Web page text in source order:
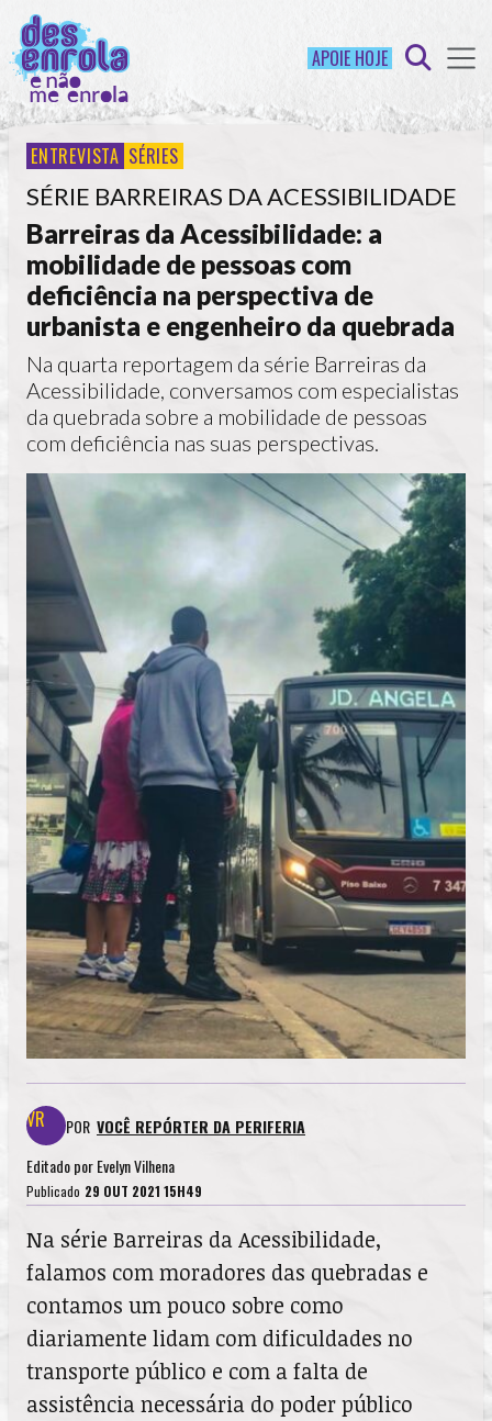
APOIE HOJE
ENTREVISTA SÉRIES
SÉRIE BARREIRAS DA ACESSIBILIDADE
Barreiras da Acessibilidade: a
mobilidade de pessoas com
deficiência na perspectiva de
urbanista e engenheiro da quebrada
Na quarta reportagem da série Barreiras da
Acessibilidade, conversamos com especialistas
da quebrada sobre a mobilidade de pessoas
com deficiência nas suas perspectivas.
POR VOCÊ REPÓRTER DA PERIFERIA
Editado porEvelyn Vilhena
Publicado 29 OUT 2021 15H49
Na série Barreiras da Acessibilidade,
falamos com moradores das quebradas e
contamos um pouco sobre como
diariamente lidam com dificuldades no
transporte público e com a falta de
assistência necessária do poder público